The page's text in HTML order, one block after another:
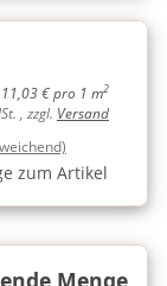
11,03 € pro 1 m2
, zzgl. Versand
zum Artikel
Menge